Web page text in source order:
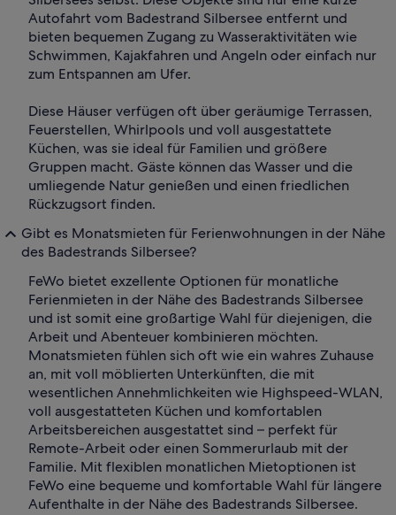
Autofahrt vom Badestrand Silbersee entfernt und
bieten bequemen Zugang zu Wasseraktivitäten wie
Schwimmen, Kajakfahren und Angeln oder einfach nur
zum Entspannen am Ufer.
Diese Häuser verfügen oft über geräumige Terrassen,
Feuerstellen, Whirlpools und voll ausgestattete
Küchen, was sie ideal für Familien und größere
Gruppen macht. Gäste können das Wasser und die
umliegende Natur genießen und einen friedlichen
Rückzugsort finden.
Gibt es Monatsmieten für Ferienwohnungen in der Nähe
des Badestrands Silbersee?
FeWo bietet exzellente Optionen für monatliche
Ferienmieten in der Nähe des Badestrands Silbersee
und ist somit eine großartige Wahl für diejenigen, die
Arbeit und Abenteuer kombinieren möchten.
Monatsmieten fühlen sich oft wie ein wahres Zuhause
an, mit voll möblierten Unterkünften, die mit
wesentlichen Annehmlichkeiten wie Highspeed-WLAN,
voll ausgestatteten Küchen und komfortablen
Arbeitsbereichen ausgestattet sind – perfekt für
Remote-Arbeit oder einen Sommerurlaub mit der
Familie. Mit flexiblen monatlichen Mietoptionen ist
FeWo eine bequeme und komfortable Wahl für längere
Aufenthalte in der Nähe des Badestrands Silbersee.